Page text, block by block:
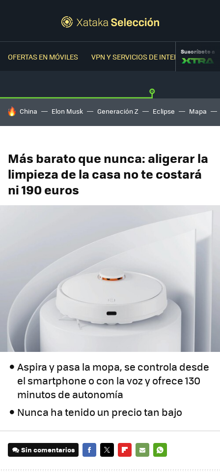
OFERTAS EN MÓVILES VPN Y SERVICIOS DE INTERNETSuscríbete a
HOY SE HABLA DE
China Elon Musk Generación Z Eclipse Mapa
Más barato que nunca: aligerar la
limpieza de la casa no te costará
ni 190 euros
Aspira y pasa la mopa, se controla desde
el smartphone o con la voz y ofrece 130
minutos de autonomía
Nunca ha tenido un precio tan bajo
Sin comentarios